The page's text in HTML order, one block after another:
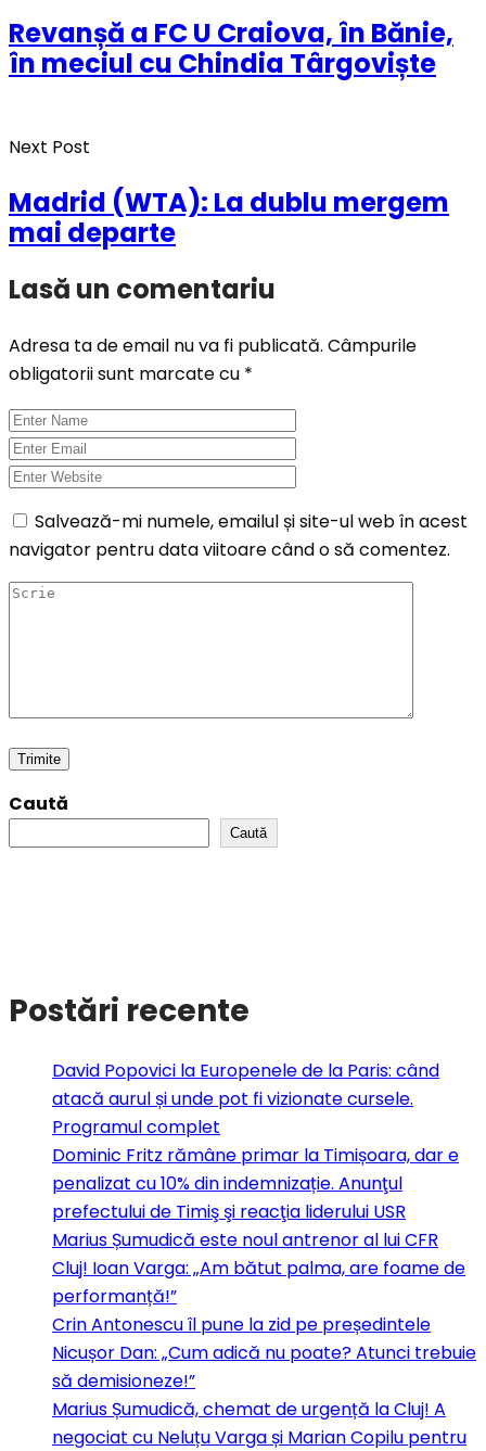
Revanșă a FC U Craiova, în Bănie,
în meciul cu Chindia Târgoviște
Next Post
Madrid (WTA): La dublu mergem
mai departe
Lasă un comentariu
Adresa ta de email nu va fi publicată. Câmpurile
obligatorii sunt marcate cu *
Salvează-mi numele, emailul și site-ul web în acest
navigator pentru data viitoare când o să comentez.
Caută
Caută
Postări recente
David Popovici la Europenele de la Paris: când
atacă aurul și unde pot fi vizionate cursele.
Programul complet
Dominic Fritz rămâne primar la Timișoara, dar e
penalizat cu 10% din indemnizație. Anunţul
prefectului de Timiş şi reacţia liderului USR
Marius Șumudică este noul antrenor al lui CFR
Cluj! Ioan Varga: „Am bătut palma, are foame de
performanță!”
Crin Antonescu îl pune la zid pe președintele
Nicușor Dan: „Cum adică nu poate? Atunci trebuie
să demisioneze!”
Marius Șumudică, chemat de urgență la Cluj! A
negociat cu Neluțu Varga și Marian Copilu pentru